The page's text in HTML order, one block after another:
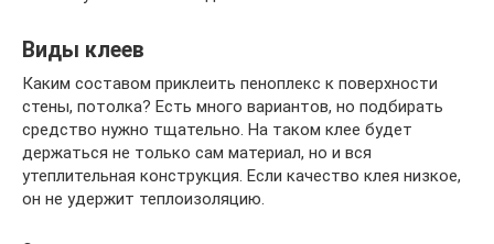
Виды клеев
Каким составом приклеить пеноплекс к поверхности
стены, потолка? Есть много вариантов, но подбирать
средство нужно тщательно. На таком клее будет
держаться не только сам материал, но и вся
утеплительная конструкция. Если качество клея низкое,
он не удержит теплоизоляцию.